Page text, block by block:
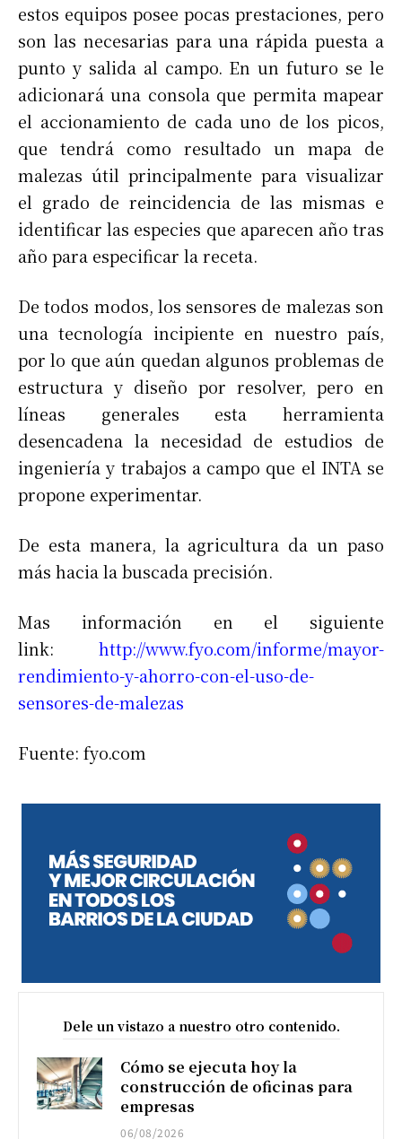
estos equipos posee pocas prestaciones, pero
son las necesarias para una rápida puesta a
punto y salida al campo. En un futuro se le
adicionará una consola que permita mapear
el accionamiento de cada uno de los picos,
que tendrá como resultado un mapa de
malezas útil principalmente para visualizar
el grado de reincidencia de las mismas e
identificar las especies que aparecen año tras
año para especificar la receta.
De todos modos, los sensores de malezas son
una tecnología incipiente en nuestro país,
por lo que aún quedan algunos problemas de
estructura y diseño por resolver, pero en
líneas generales esta herramienta
desencadena la necesidad de estudios de
ingeniería y trabajos a campo que el INTA se
propone experimentar.
De esta manera, la agricultura da un paso
más hacia la buscada precisión.
Mas información en el siguiente
link: http://www.fyo.com/informe/mayor-
rendimiento-y-ahorro-con-el-uso-de-
sensores-de-malezas
Fuente: fyo.com
Dele un vistazo a nuestro otro contenido.
Cómo se ejecuta hoy la
construcción de oficinas para
empresas
06/08/2026